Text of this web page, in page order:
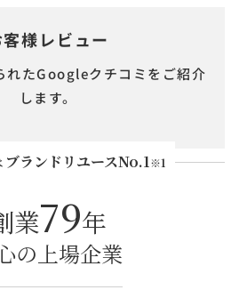
客様レビュー
れたGoogleクチコミをご紹介
します。
ブランドリユースNo.1※1
業79年
の上場企業